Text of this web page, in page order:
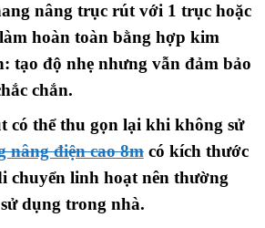
nâng trục rút với 1 trục hoặc
hoàn toàn bằng hợp kim
tạo độ nhẹ nhưng vẫn đảm bảo
chắn.
có thể thu gọn lại khi không sử
nâng điện cao 8m có kích thước
chuyển linh hoạt nên thường
dụng trong nhà.